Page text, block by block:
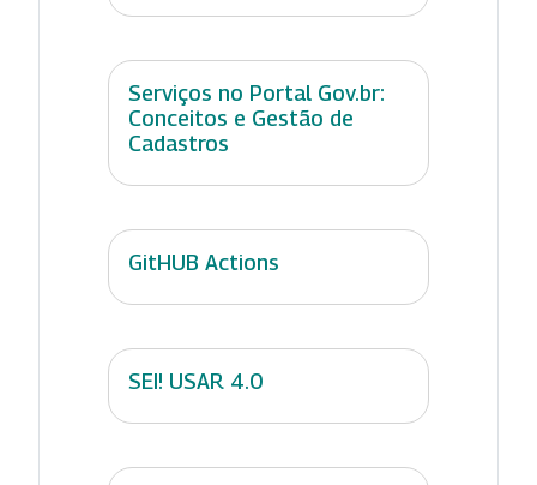
Serviços no Portal Gov.br:
Conceitos e Gestão de
Cadastros
GitHUB Actions
SEI! USAR 4.0